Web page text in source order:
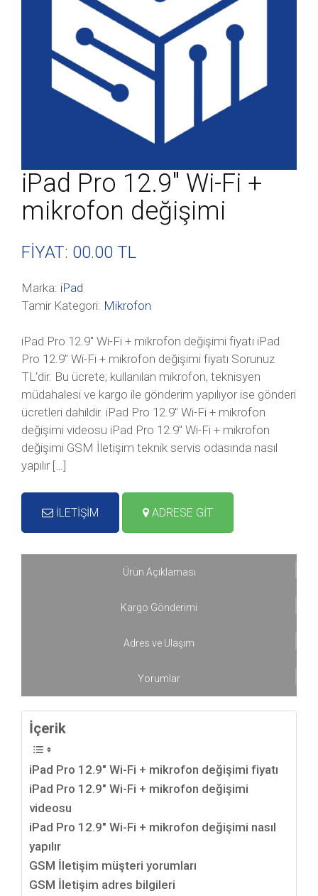
iPad Pro 12.9″ Wi-Fi +
mikrofon değişimi
FİYAT: 00.00 TL
Marka: iPad
Tamir Kategori: Mikrofon
iPad Pro 12.9″ Wi-Fi + mikrofon değişimi fiyatı iPad
Pro 12.9″ Wi-Fi + mikrofon değişimi fiyatı Sorunuz
TL‘dir. Bu ücrete; kullanılan mikrofon, teknisyen
müdahalesi ve kargo ile gönderim yapılıyor ise gönderi
ücretleri dahildir. iPad Pro 12.9″ Wi-Fi + mikrofon
değişimi videosu iPad Pro 12.9″ Wi-Fi + mikrofon
değişimi GSM İletişim teknik servis odasında nasıl
yapılır […]
İLETİŞİM ADRESE GİT
Ürün Açıklaması
Kargo Gönderimi
Adres ve Ulaşım
Yorumlar
İçerik
iPad Pro 12.9″ Wi-Fi + mikrofon değişimi fiyatı
iPad Pro 12.9″ Wi-Fi + mikrofon değişimi
videosu
iPad Pro 12.9″ Wi-Fi + mikrofon değişimi nasıl
yapılır
GSM İletişim müşteri yorumları
GSM İletişim adres bilgileri